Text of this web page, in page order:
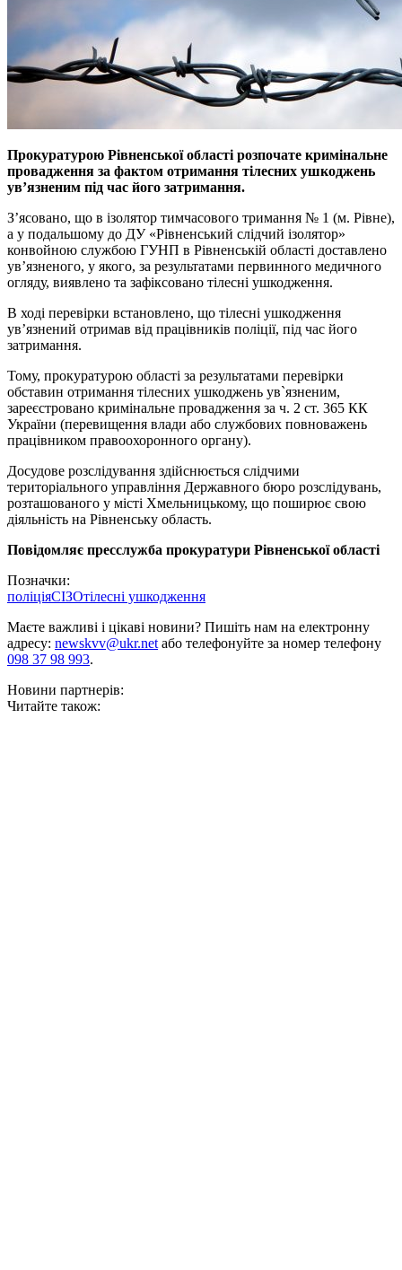
Прокуратурою Рівненської області розпочате кримінальне
провадження за фактом отримання тілесних ушкоджень
ув’язненим під час його затримання.
З’ясовано, що в ізолятор тимчасового тримання № 1 (м. Рівне),
а у подальшому до ДУ «Рівненський слідчий ізолятор»
конвойною службою ГУНП в Рівненській області доставлено
ув’язненого, у якого, за результатами первинного медичного
огляду, виявлено та зафіксовано тілесні ушкодження.
В ході перевірки встановлено, що тілесні ушкодження
ув’язнений отримав від працівників поліції, під час його
затримання.
Тому, прокуратурою області за результатами перевірки
обставин отримання тілесних ушкоджень ув`язненим,
зареєстровано кримінальне провадження за ч. 2 ст. 365 КК
України (перевищення влади або службових повноважень
працівником правоохоронного органу).
Досудове розслідування здійснюється слідчими
територіального управління Державного бюро розслідувань,
розташованого у місті Хмельницькому, що поширює свою
діяльність на Рівненську область.
Повідомляє пресслужба прокуратури Рівненської області
Позначки:
поліціяСІЗОтілесні ушкодження
Маєте важливі і цікаві новини? Пишіть нам на електронну
адресу: newskvv@ukr.netабо телефонуйте за номер телефону
098 37 98 993.
Новини партнерів:
Читайте також: